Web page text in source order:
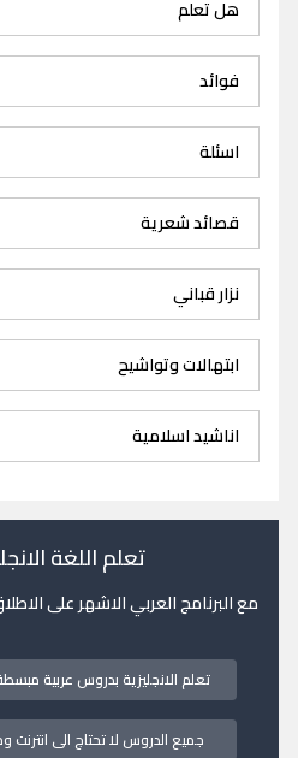
هل تعلم
فوائد
اسئلة
قصائد شعرية
نزار قباني
ابتهالات وتواشيح
اناشيد اسلامية
تعلم اللغة
مع البرنامج العربي الاشهر على الاطلاق وبأكثر
تعلم الانجليزية بدروس عربية
جميع الدروس لا تحتاج الى